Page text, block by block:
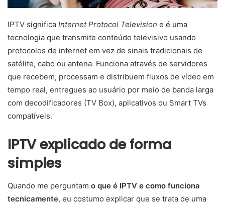
IPTV significa Internet Protocol Television e é uma
tecnologia que transmite conteúdo televisivo usando
protocolos de internet em vez de sinais tradicionais de
satélite, cabo ou antena. Funciona através de servidores
que recebem, processam e distribuem fluxos de vídeo em
tempo real, entregues ao usuário por meio de banda larga
com decodificadores (TV Box), aplicativos ou Smart TVs
compatíveis.
IPTV explicado de forma
simples
Quando me perguntam o que é IPTV e como funciona
tecnicamente, eu costumo explicar que se trata de uma